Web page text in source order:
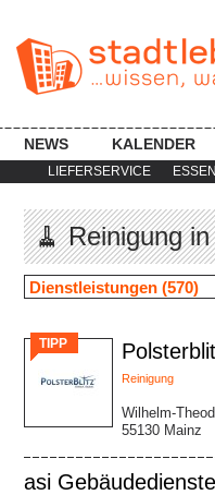
LIEFERSERVICE
NEWS KALENDER
🧹 Reinigung
TIPP
Reinigung
Wilhelm-
55130 Mainz
asi